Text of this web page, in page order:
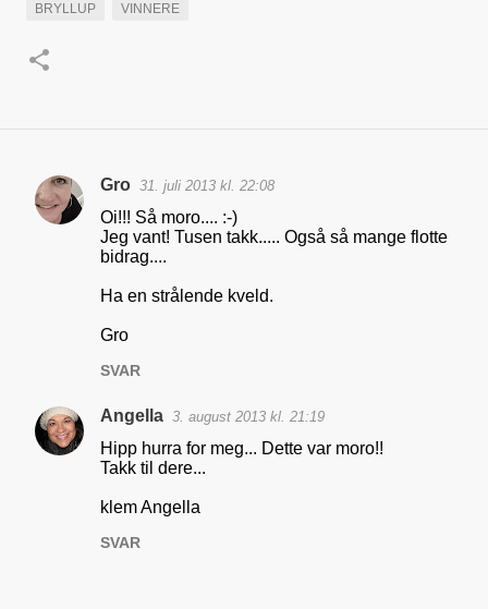
BRYLLUP VINNERE
K
a
r
Gro 31. juli 2013 kl. 22:08
Oi!!! Så moro.... :-)
Jeg vant! Tusen takk..... Også så mange flotte
bidrag....
Ha en strålende kveld.
Gro
SVAR
Angella 3. august 2013 kl. 21:19
Hipp hurra for meg... Dette var moro!!
Takk til dere...
klem Angella
SVAR